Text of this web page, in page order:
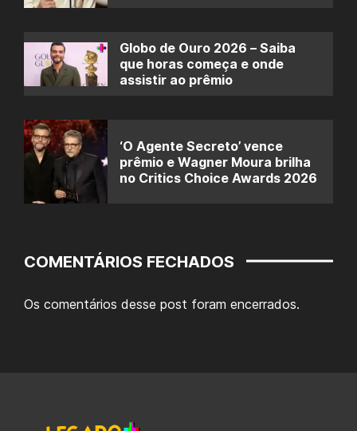
Globo de Ouro 2026 – Saiba
que horas começa e onde
assistir ao prêmio
‘O Agente Secreto’ vence
prêmio e Wagner Moura brilha
no Critics Choice Awards 2026
COMENTÁRIOS FECHADOS
Os comentários desse post foram encerrados.